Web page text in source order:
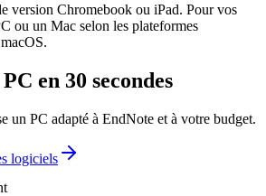
version Chromebook ou iPad. Pour vos
ou un Mac selon les plateformes
.
en 30 secondes
un PC adapté à EndNote et à votre budget.
logiciels